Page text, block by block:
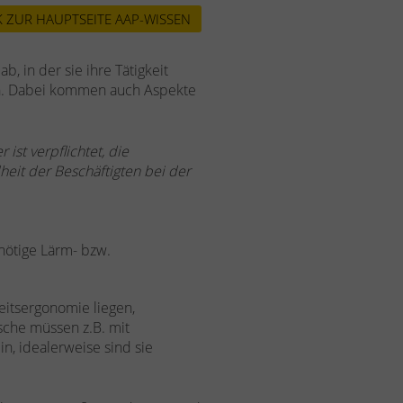
ZUR HAUPTSEITE AAP-WISSEN
ab, in der sie ihre Tätigkeit
Dabei kommen auch Aspekte
ist verpflichtet, die
der Beschäftigten bei der
Lärm- bzw.
liegen,
müssen z.B. mit
idealerweise sind sie